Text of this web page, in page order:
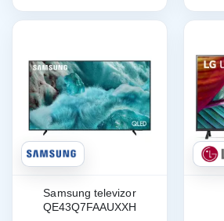
Samsung televizor
QE43Q7FAAUXXH